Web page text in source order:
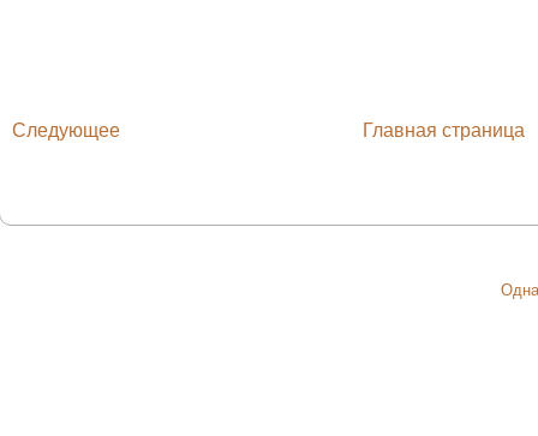
Следующее Главная страница